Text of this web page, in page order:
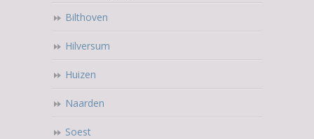
Bilthoven
Hilversum
Huizen
Naarden
Soest